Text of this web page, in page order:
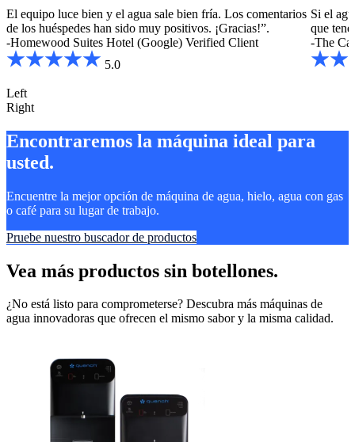
El equipo luce bien y el agua sale bien fría. Los comentarios
de los huéspedes han sido muy positivos. ¡Gracias!”.
-Homewood Suites Hotel (Google) Verified Client
5.0
Si el
que
-The
Left
Right
Encontraremos la máquina ideal para
usted.
Encuentre la mejor opción de máquina de agua, hielo, agua con gas
o café para su lugar de trabajo.
Pruebe nuestro buscador de productos
Vea más productos sin botellones.
¿No está listo para comprometerse? Descubra más máquinas de
agua innovadoras que ofrecen el mismo sabor y la misma calidad.